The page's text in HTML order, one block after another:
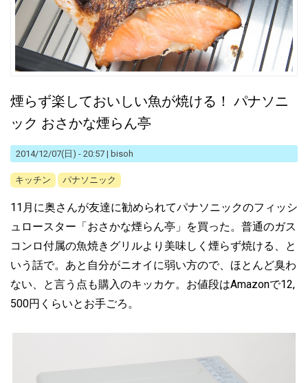
煙らず楽しておいしい魚が焼ける！ パナソニ
ック おさかな煙らん亭
2014/12/07(日) - 20:57 | bisoh
キッチン パナソニック
11月に奥さんが友達に勧められてパナソニックのフィッシ
ュロースター「おさかな煙らん亭」を買った。普通のガス
コンロ付属の魚焼きグリルより美味しく煙らず焼ける、と
いう話で。あと自分がニオイに弱い方ので、ほとんど臭わ
ない、と言う点も購入のキッカケ。お値段はAmazonで12,
500円くらいとお手ごろ。